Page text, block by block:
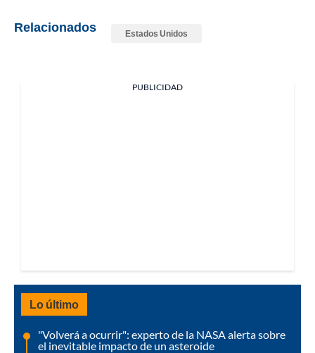
Relacionados Estados Unidos
PUBLICIDAD
Lo último
"Volverá a ocurrir": experto de la NASA alerta sobre
el inevitable impacto de un asteroide